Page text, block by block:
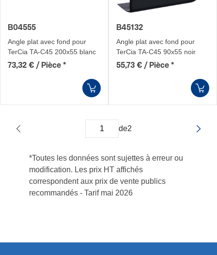
B04555
Angle plat avec fond pour
TerCia TA-C45 200x55 blanc
73,32 € / Pièce *
B45132
Angle plat avec fond pour
TerCia TA-C45 90x55 noir
55,73 € / Pièce *
de2
*Toutes les données sont sujettes à erreur ou
modification. Les prix HT affichés
correspondent aux prix de vente publics
recommandés - Tarif mai 2026